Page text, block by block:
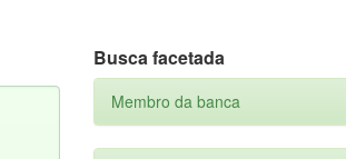
Busca facetada
Membro da banca